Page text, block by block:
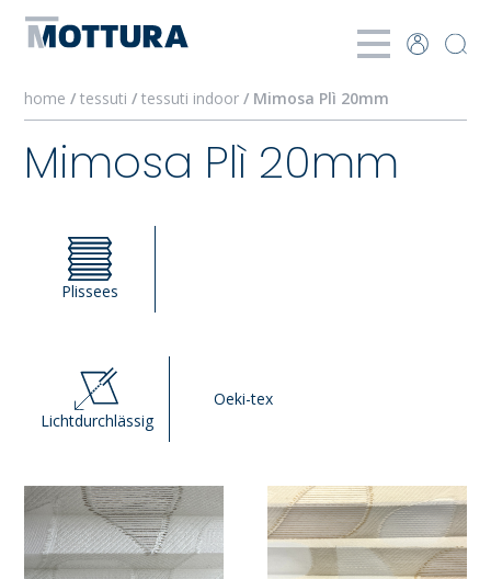
home /tessuti/tessuti indoor/ Mimosa Plì 20mm
Mimosa Plì 20mm
Plissees
Lichtdurchlässig
Oeki-tex